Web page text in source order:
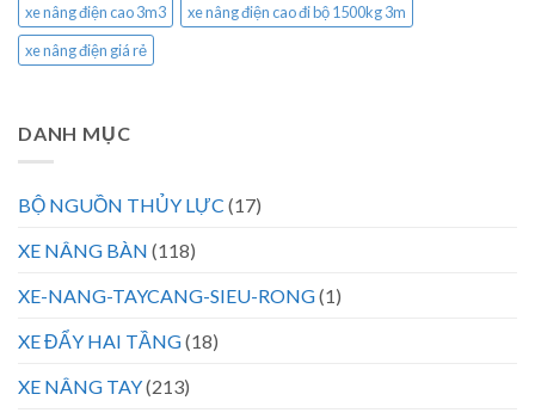
xe nâng điện cao 3m3
xe nâng điện cao đi bộ 1500kg 3m
xe nâng điện giá rẻ
DANH MỤC
BỘ NGUỒN THỦY LỰC (17)
XE NÂNG BÀN (118)
XE-NANG-TAYCANG-SIEU-RONG(1)
XE ĐẨY HAI TẦNG(18)
XE NÂNG TAY(213)